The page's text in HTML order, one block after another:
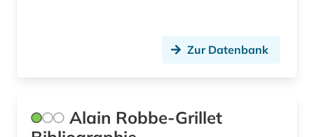
fernando pessoa (1)
Zur Datenbank
Alain Robbe-Grillet